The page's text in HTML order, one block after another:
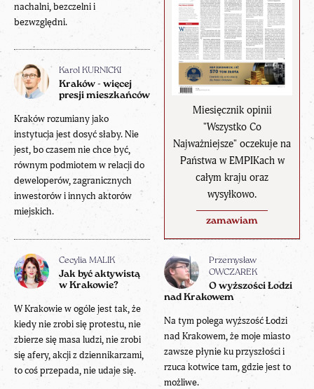
Miesięcznik opinii
"Wszystko Co
Najważniejsze" oczekuje na
Państwa w EMPIKach w
całym kraju oraz
wysyłkowo.
zamawiam
nachalni, bezczelni i
bezwzględni.
Karol KURNICKI
Kraków - więcej
presji mieszkańców
Kraków rozumiany jako
instytucja jest dosyć słaby. Nie
jest, bo czasem nie chce być,
równym podmiotem w relacji do
deweloperów, zagranicznych
inwestorów i innych aktorów
miejskich.
Cecylia MALIK
Jak być aktywistą
w Krakowie?
W Krakowie w ogóle jest tak, że
kiedy nie zrobi się protestu, nie
zbierze się masa ludzi, nie zrobi
się afery, akcji z dziennikarzami,
to coś przepada, nie udaje się.
Przemysław
OWCZAREK
O wyższości Łodzi
nad Krakowem
Na tym polega wyższość Łodzi
nad Krakowem, że moje miasto
zawsze płynie ku przyszłości i
rzuca kotwice tam, gdzie jest to
możliwe.